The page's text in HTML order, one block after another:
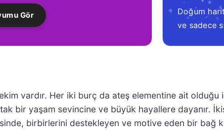
Gör
Doğum
ve sadece
vardır. Her iki burç da ateş elementine ait
bir yaşam sevincine ve büyük hayallere dayanır.
birbirlerini destekleyen ve motive eden bir bağ